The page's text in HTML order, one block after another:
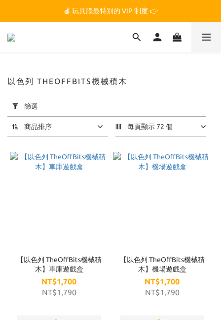
🏆 玩具腦是全台第一個獲得 STEM.org 教育平台
🍎 玩具腦最特別的 VIP 制度 👉
🏆 玩具腦是全台第一個獲得 STEM.org 教育平台
用
篩
選
(0/20)
牌
TheOffBits
以色列 THEOFFBITS機械積木
篩選
商品排序 每頁顯示 72 個
【以色列 TheOffBits機械積
木】車庫遊戲盒
NT$1,700
NT$1,790
【以色列 TheOffBits機械積
木】機場遊戲盒
NT$1,700
NT$1,790